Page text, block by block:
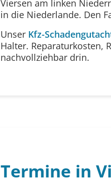
Viersen am linken
in die Niederlande. Den
Unser Kfz-
Halter. Reparaturkosten,
nachvollziehbar drin.
Termine in